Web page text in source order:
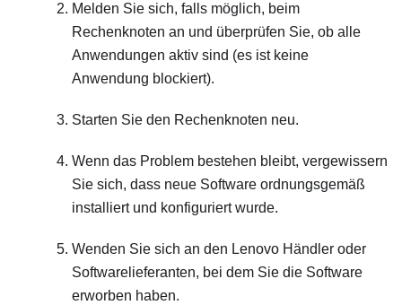
Melden Sie sich, falls möglich, beim
Rechenknoten an und überprüfen Sie, ob alle
Anwendungen aktiv sind (es ist keine
Anwendung blockiert).
Starten Sie den Rechenknoten neu.
Wenn das Problem bestehen bleibt, vergewissern
Sie sich, dass neue Software ordnungsgemäß
installiert und konfiguriert wurde.
Wenden Sie sich an den Lenovo Händler oder
Softwarelieferanten, bei dem Sie die Software
erworben haben.